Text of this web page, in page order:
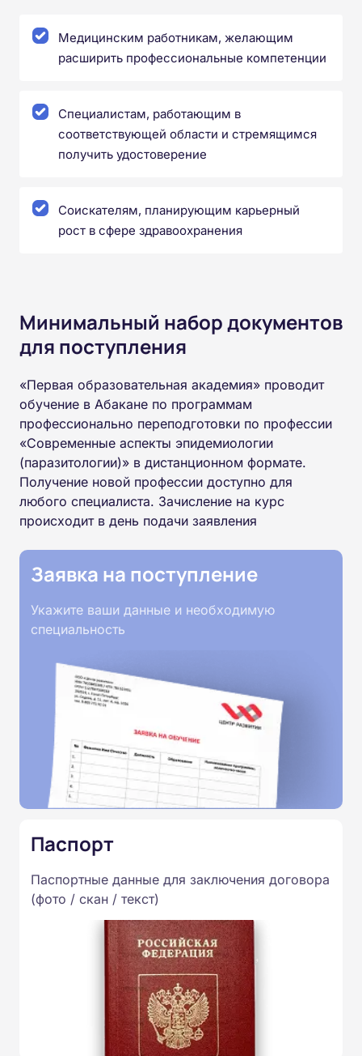
Медицинским работникам, желающим
расширить профессиональные компетенции
Специалистам, работающим в
соответствующей области и стремящимся
получить удостоверение
Соискателям, планирующим карьерный
рост в сфере здравоохранения
Минимальный набор документов
для поступления
«Первая образовательная академия» проводит
обучение в Абакане по программам
профессионально переподготовки по профессии
«Современные аспекты эпидемиологии
(паразитологии)» в дистанционном формате.
Получение новой профессии доступно для
любого специалиста. Зачисление на курс
происходит в день подачи заявления
Заявка на поступление
Укажите ваши данные и необходимую
специальность
Паспорт
Паспортные данные для заключения договора
(фото / скан / текст)